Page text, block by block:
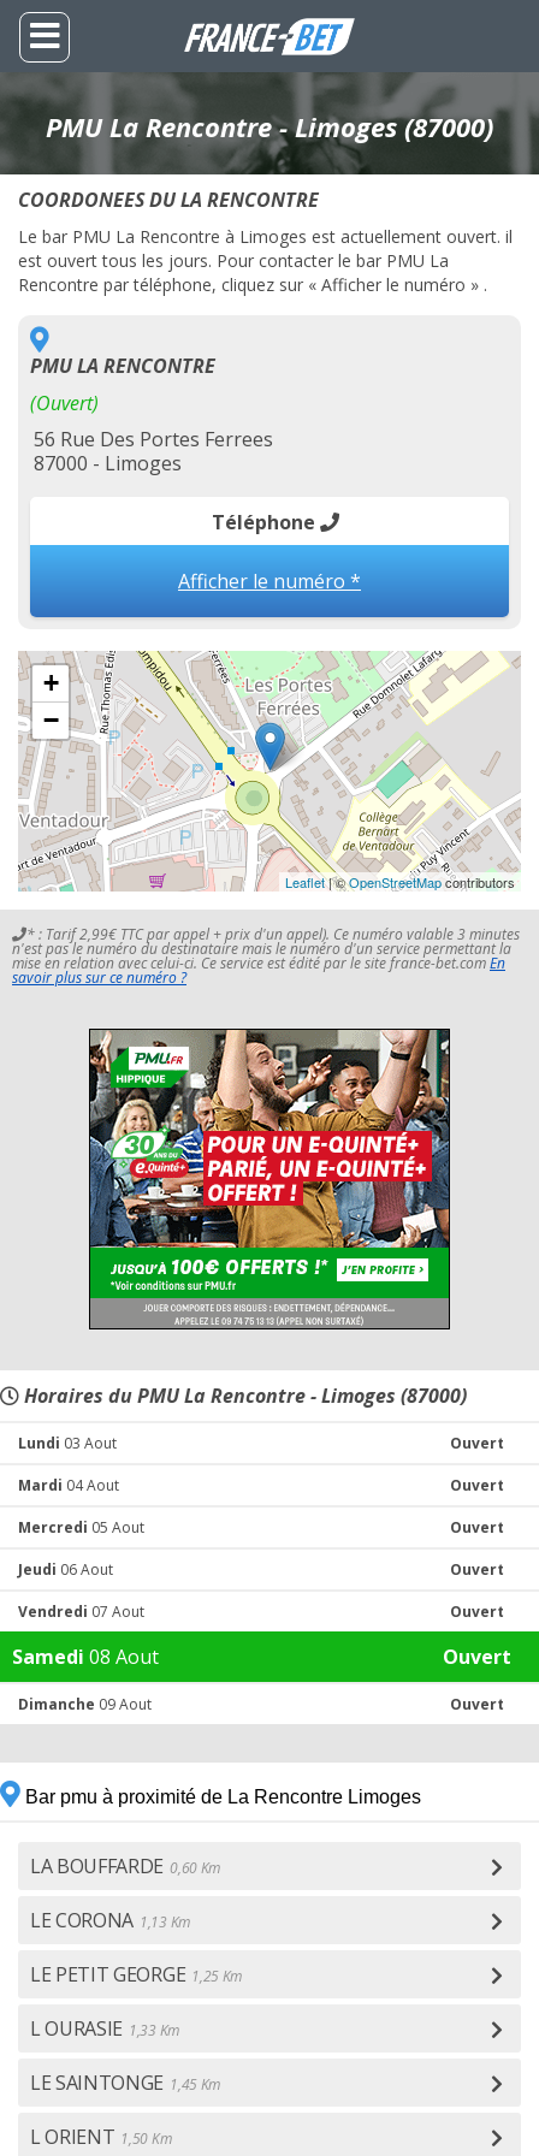
PMU La Rencontre - Limoges (87000)
COORDONEES DU LA RENCONTRE
Le bar PMU La Rencontre à Limoges est actuellement ouvert. il
est ouvert tous les jours. Pour contacter le bar PMU La
Rencontre par téléphone, cliquez sur « Afficher le numéro » .
PMU LA RENCONTRE
(Ouvert)
56 Rue Des Portes Ferrees
87000 - Limoges
Téléphone
Afficher le numéro *
+
−
Leaflet| ©OpenStreetMapcontributors
* : Tarif 2,99€ TTC par appel + prix d'un appel). Ce numéro valable 3 minutes
n'est pas le numéro du destinataire mais le numéro d'un service permettant la
mise en relation avec celui-ci. Ce service est édité par le site france-bet.comEn
savoir plus sur ce numéro ?
Horaires du PMU La Rencontre - Limoges (87000)
Lundi 03 Aout Ouvert
Mardi 04 Aout Ouvert
Mercredi 05 Aout Ouvert
Jeudi 06 Aout Ouvert
Vendredi 07 Aout Ouvert
Samedi 08 Aout Ouvert
Dimanche 09 Aout Ouvert
Bar pmu à proximité de La Rencontre Limoges
LA BOUFFARDE 0,60 Km
LE CORONA 1,13 Km
LE PETIT GEORGE 1,25 Km
L OURASIE 1,33 Km
LE SAINTONGE 1,45 Km
L ORIENT 1,50 Km